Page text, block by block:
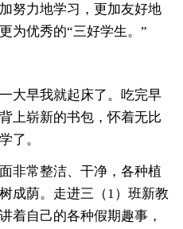
努力地学习，更加友好地
为优秀的“三好学生。”
大早我就起床了。吃完早
上崭新的书包，怀着无比
了。
非常整洁、干净，各种植
成荫。走进三（1）班新教
着自己的各种假期趣事，